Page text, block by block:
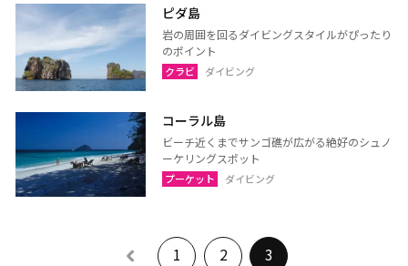
カンチャナブリー
ホアヒン（プラチュアッブ
キリカン）
チャアム（ペッチャブリ
アーントーン
チャイナート
ロッブリー
ノンタブリー
パトゥムターニー
ペッチャブリー
プラチュアップキリカン
シンブリー
ピダ島
岩の周囲を回るダイビングスタイルがぴったり
のポイント
クラビ ダイビング
コーラル島
ビーチ近くまでサンゴ礁が広がる絶好のシュノ
ーケリングスポット
プーケット ダイビング
1 2 3